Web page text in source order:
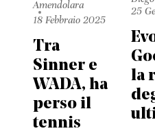
Amendolara
18 Febbraio 2025
Tra
Sinner e
WADA, ha
perso il
tennis
25
la